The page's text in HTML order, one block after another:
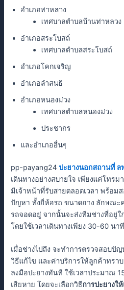
อำเภอท่าหลวง
เทศบาลตำบลบ้านท่าหลวง
อำเภอสระโบสถ์
เทศบาลตำบลสระโบสถ์
อำเภอโคกเจริญ
อำเภอลำสนธิ
อำเภอหนองม่วง
เทศบาลตำบลหนองม่วง
ประชากร
และอําเภออื่นๆ
pp-payang24 ปะยางนอกสถานที่ ล
เดินทางอย่างสบายใจ เพียงแค่โทร
มีเจ้าหน้าที่รับสายตลอดเวลา พร้อม
ปัญหา ทั้งยี่ห้อรถ ขนาดยาง ลักษณะ
รถจอดอยู่ จากนั้นจะส่งทีมช่างที่อยู่
โดยใช้เวลาเดินทางเพียง 30-60 น
เมื่อช่างไปถึง จะทําการตรวจสอบปั
วิธีแก้ไข และค่าบริการให้ลูกค้าทรา
ลงมือปะยางทันที ใช้เวลาประมาณ
เสียหาย โดยจะเลือกวิธีการปะยางใ